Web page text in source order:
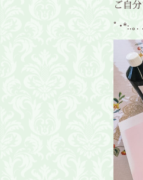
ご自
ﾟ･*:.｡.